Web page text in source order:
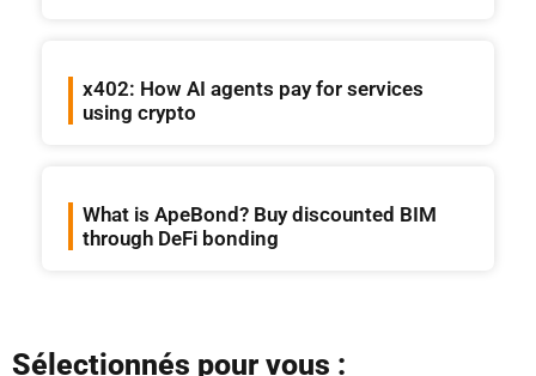
x402: How AI agents pay for services
using crypto
What is ApeBond? Buy discounted BIM
through DeFi bonding
Sélectionnés pour vous :